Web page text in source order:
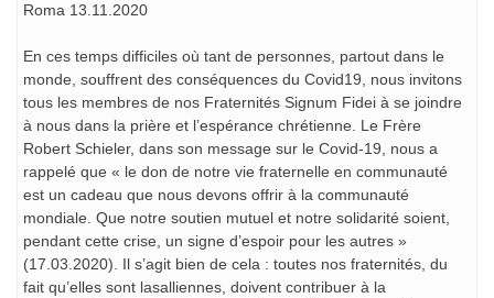
Roma 13.11.2020
En ces temps difficiles où tant de personnes, partout dans le
monde, souffrent des conséquences du Covid19, nous invitons
tous les membres de nos Fraternités Signum Fidei à se joindre
à nous dans la prière et l’espérance chrétienne. Le Frère
Robert Schieler, dans son message sur le Covid-19, nous a
rappelé que « le don de notre vie fraternelle en communauté
est un cadeau que nous devons offrir à la communauté
mondiale. Que notre soutien mutuel et notre solidarité soient,
pendant cette crise, un signe d’espoir pour les autres »
(17.03.2020). Il s’agit bien de cela : toutes nos fraternités, du
fait qu’elles sont lasalliennes, doivent contribuer à la